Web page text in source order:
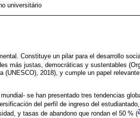
universitário
Constituye un pilar para el desarrollo
más justas, democráticas y sustentables
2018), y cumple un papel
se han presentado tres tendencias
del perfil de ingreso del
y tasas de abandono que rondan el 50 % (